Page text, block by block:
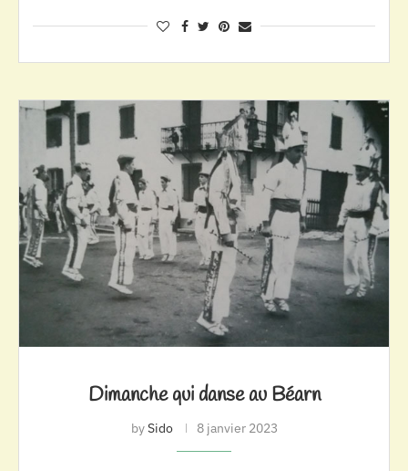
Dimanche qui danse au Béarn
bySido 8 janvier 2023